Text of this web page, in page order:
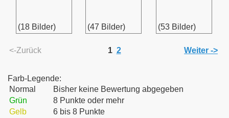
(18 Bilder) (47 Bilder) (53 Bilder)
<-Zurück 1 2 Weiter ->
Farb-Legende:
Normal
Bisher keine Bewertung abgegeben
Grün
8 Punkte oder mehr
Gelb
6 bis 8 Punkte